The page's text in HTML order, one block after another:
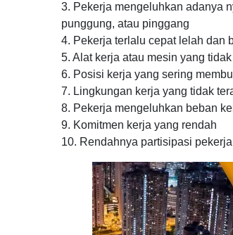
3. Pekerja mengeluhkan adanya
punggung, atau pinggang
4. Pekerja terlalu cepat lelah dan
5. Alat kerja atau mesin yang
6. Posisi kerja yang sering
7. Lingkungan kerja yang tidak
8. Pekerja mengeluhkan beban
9. Komitmen kerja yang rendah
10. Rendahnya partisipasi